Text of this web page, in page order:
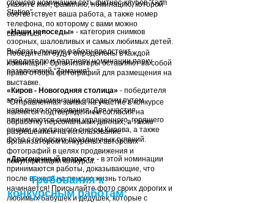
спонсор номинации сеть фитнес-клубов “Gym
Station”.
«Наши непоседы» - категория снимков
озорных, шаловливых и самых любимых детей.
Выбрать лучшую работу предстоит
учредителю и партнеру номинации парку
развлечений “Zамания”.
«Киров - Новогодняя столица» - победителя
этой спецноминации определим путем
народного голосования. Для участия
принимаются снимки украшенного, горящего
огнями и укутанного снегом Кирова, а также
фото с городских праздничных гуляний.
«Драгоценный возраст» - в этой номинации
принимаются работы, доказывающие, что
после выхода на пенсию жизнь только
начинается! Присылайте фото своих дорогих и
любимых бабушек и дедушек, которые с
укажите имя, фамилию, номинацию, которой
соответствует ваша работа, а также номер
телефона, по которому с вами можно
связаться*.
Победители будут определены в каждой
номинации. Организаторы оставляют за собой
право отбора фотографий для размещения на
выставке.
*Отправленная заявка на участие в конкурсе
является подтверждением согласия на
обработку персональных данных, а также
разрешением на использование
организатором конкурсных авторских
фотографий в целях продвижения и
популяризации конкурса.
Требования к
конкурсным работам: